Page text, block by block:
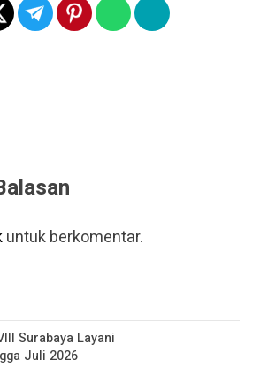
untuk berkomentar.
Surabaya Layani
Juli 2026